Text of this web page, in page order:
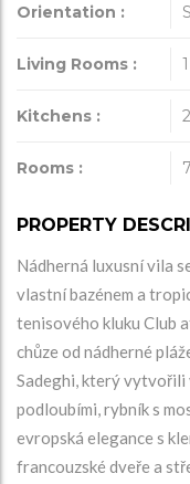
Orientation :
Living Rooms : 1
Kitchens : 2
Rooms : 7
PROPERTY
Nádherná luxusní vila
vlastní bazénem a
tenisového kluku Club
chůze od nádherné
Sadeghi, který vytvořili
podloubími, rybník s
evropská elegance s
francouzské dveře a